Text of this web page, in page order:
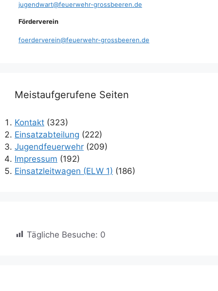
jugendwart@feuerwehr-grossbeeren.de
Förderverein
foerderverein@feuerwehr-grossbeeren.de
Meistaufgerufene Seiten
Kontakt (323)
Einsatzabteilung (222)
Jugendfeuerwehr (209)
Impressum (192)
Einsatzleitwagen (ELW 1) (186)
Tägliche Besuche: 0